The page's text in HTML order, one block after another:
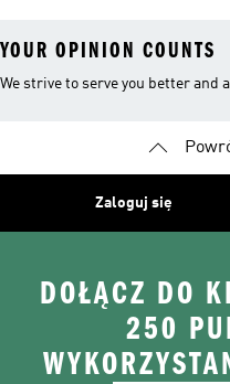
YOUR OPINION COUNTS
We strive to serve you better and
Zaloguj się
DOŁĄCZ DO
250